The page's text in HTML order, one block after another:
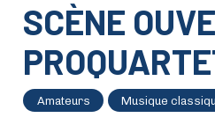
SCÈNE
Amateurs Musique